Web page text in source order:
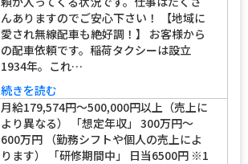
んありますのでご安心下さい！ 【地域に
愛され無線配車も絶好調！】 お客様から
の配車依頼です。稲荷タクシーは設立
1934年。これ…
続きを読む
月給179,574円～500,000円以上（売上に
より異なる） 「想定年収」 300万円～
600万円 （勤務シフトや個人の売上によ
ります） 「研修期間中」 日当6500円 ※1